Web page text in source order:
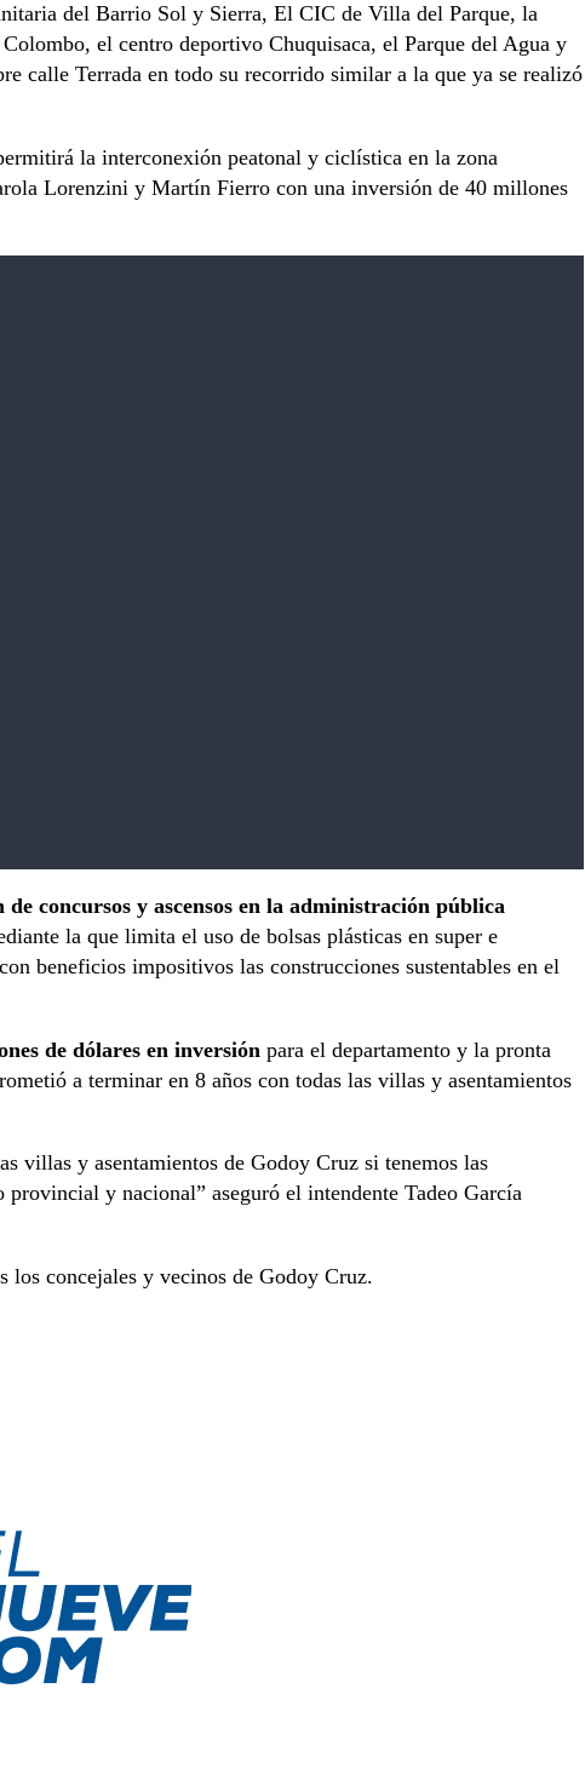
del Barrio Sol y Sierra, El CIC de Villa del Parque, la
el centro deportivo Chuquisaca, el Parque del Agua y
calle Terrada en todo su recorrido similar a la que ya se realizó
la interconexión peatonal y ciclística en la zona
Lorenzini y Martín Fierro con una inversión de 40 millones
de concursos y ascensos en la administración pública
la que limita el uso de bolsas plásticas en super e
beneficios impositivos las construcciones sustentables en el
de dólares en inversión para el departamento y la pronta
a terminar en 8 años con todas las villas y asentamientos
villas y asentamientos de Godoy Cruz si tenemos las
y nacional” aseguró el intendente Tadeo García
los concejales y vecinos de Godoy Cruz.